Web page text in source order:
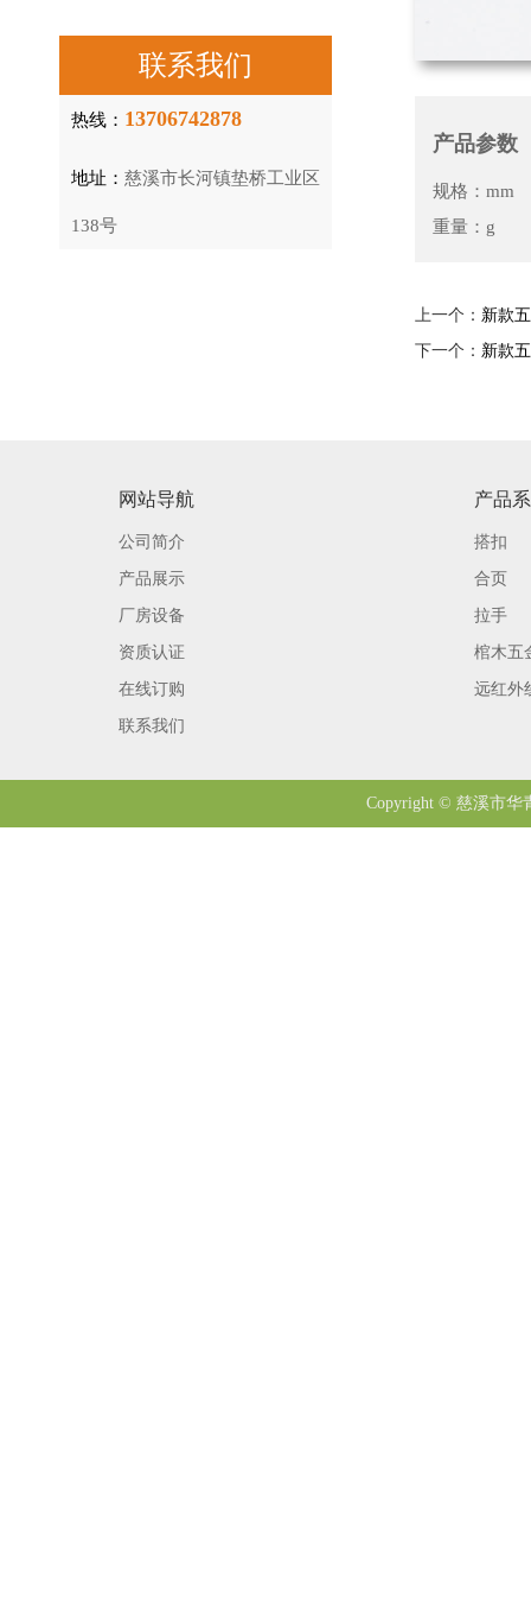
联系我们
热线： 13706742878
地址： 慈溪市长河镇垫桥工业区
138号
产品参数
规格：mm
重量：g
上一个： 新款
下一个： 新款
网站导航
公司简介
产品展示
厂房设备
资质认证
在线订购
联系我们
产品
搭扣
合页
拉手
棺木五
远红外
Copyright © 慈溪市